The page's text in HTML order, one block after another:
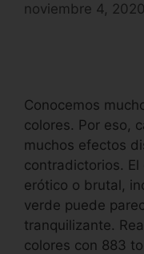
noviembre 4, 2020
Conocemos
colores. Por eso,
muchos efectos
contradictorios.
erótico o brutal,
verde puede
tranquilizante.
colores con 883